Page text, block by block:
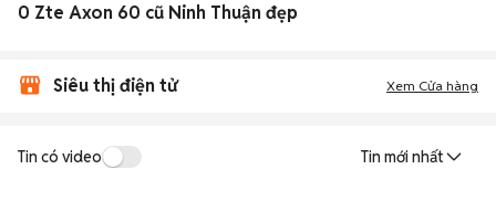
0 Zte Axon 60 cũ Ninh Thuận đẹp
Siêu thị điện tử Xem Cửa hàng
Tin có video Tin mới nhất